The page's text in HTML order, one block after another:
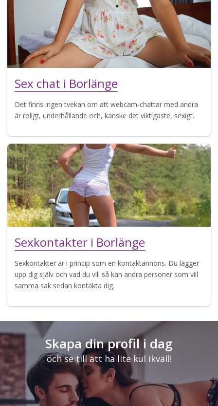
Sex chat i Borlänge
Det finns ingen tvekan om att webcam-chattar med andra
är roligt, underhållande och, kanske det viktigaste, sexigt.
Sexkontakter i Borlänge
Sexkontakter är i princip som en kontaktannons. Du lägger
upp dig själv och vad du vill så kan andra personer som vill
samma sak sedan kontakta dig.
Skapa din profil i dag
och se till att ha lite kul ikväll!